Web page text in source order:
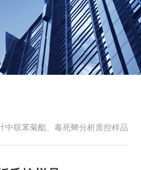
中联苯菊酯、毒死蜱分析质控样品